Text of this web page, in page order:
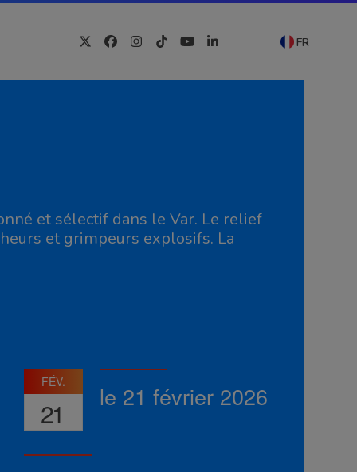
TwitterFacebook
Instagram
TiktokYouTubeLinkedIn FR
et sélectif dans le Var. Le relief
et grimpeurs explosifs. La
FÉV.
21
le 21 février 2026